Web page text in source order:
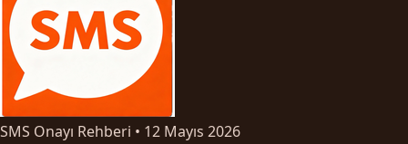
SMS Onayı Rehberi • 12 Mayıs 2026